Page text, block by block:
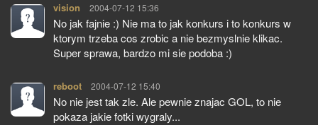
vision pisze:
2004-07-12 15:36
No jak fajnie :) Nie ma to jak konkurs i to konkurs w
ktorym trzeba cos zrobic a nie bezmyslnie klikac.
Super sprawa, bardzo mi sie podoba :)
reboot pisze:
2004-07-12 15:40
No nie jest tak zle. Ale pewnie znajac GOL, to nie
pokaza jakie fotki wygraly...